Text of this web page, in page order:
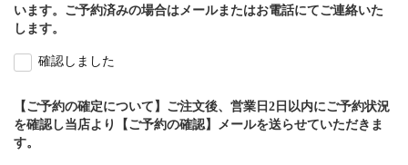
います。ご予約済みの場合はメールまたはお電話にてご連絡いた
します。
確認しました
【ご予約の確定について】ご注文後、営業日2日以内にご予約状況
を確認し当店より【ご予約の確認】メールを送らせていただきま
す。